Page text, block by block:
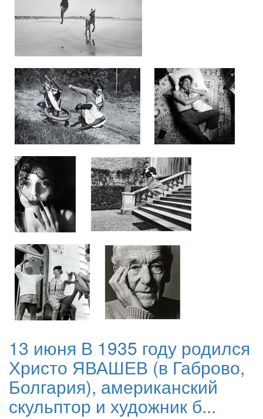
13 июня В 1935 году родился
Христо ЯВАШЕВ (в Габрово,
Болгария), американский
скульптор и художник б...